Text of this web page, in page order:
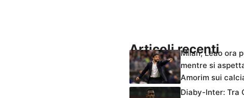
Articoli recenti
Milan, Leao ora
mentre si
Amorim sui
Diaby-Inter: Tra